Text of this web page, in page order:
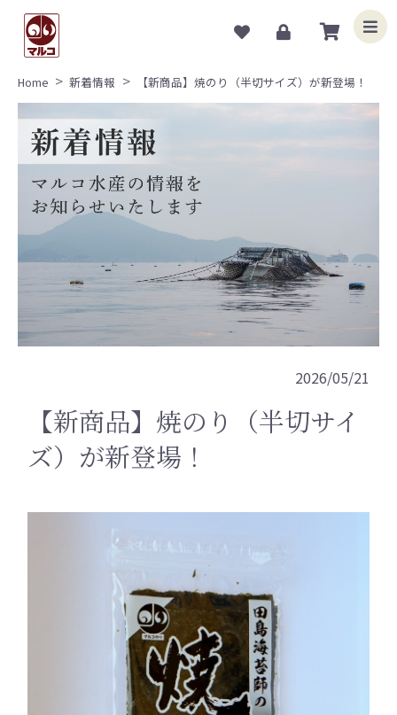
Home 新着情報 【新商品】焼のり（半切サイズ）が新登場！
2026/05/21
【新商品】焼のり（半切サイ
ズ）が新登場！